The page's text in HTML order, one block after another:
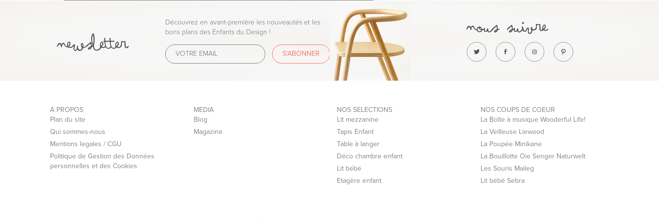
Vous pouvez régler votre commande par:
- Carte Bleue, Visa, Mastercard, American Express
Découvrez en avant-première les nouveautés et les
bons plans des Enfants du Design !
S'ABONNER
A PROPOS
Plan du site
Qui sommes-nous
Mentions legales / CGU
Politique de Gestion des Données
personnelles et des Cookies
MEDIA
Blog
Magazine
NOS SELECTIONS
Lit mezzanine
Tapis Enfant
Table à langer
Déco chambre enfant
Lit bébé
Etagère enfant
NOS COUPS DE COEUR
La Boîte à musique Wooderful Life!
La Veilleuse Liewood
La Poupée Minikane
La Bouillotte Oie Senger Naturwelt
Les Souris Maileg
Lit bébé Sebra